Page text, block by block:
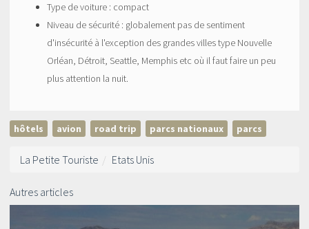
Type de voiture : compact
Niveau de sécurité : globalement pas de sentiment
d'insécurité à l'exception des grandes villes type Nouvelle
Orléan, Détroit, Seattle, Memphis etc où il faut faire un peu
plus attention la nuit.
hôtels avion road trip parcs nationaux parcs
La Petite Touriste Etats Unis
Autres articles